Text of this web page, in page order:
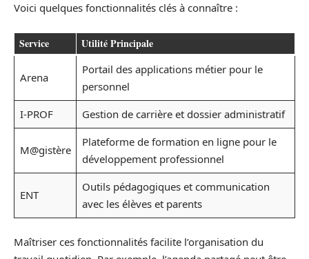
Voici quelques fonctionnalités clés à connaître :
Service Utilité Principale
Arena
Portail des applications métier pour le
personnel
I-PROF
Gestion de carrière et dossier administratif
M@gistère
Plateforme de formation en ligne pour le
développement professionnel
ENT
Outils pédagogiques et communication
avec les élèves et parents
Maîtriser ces fonctionnalités facilite l’organisation du